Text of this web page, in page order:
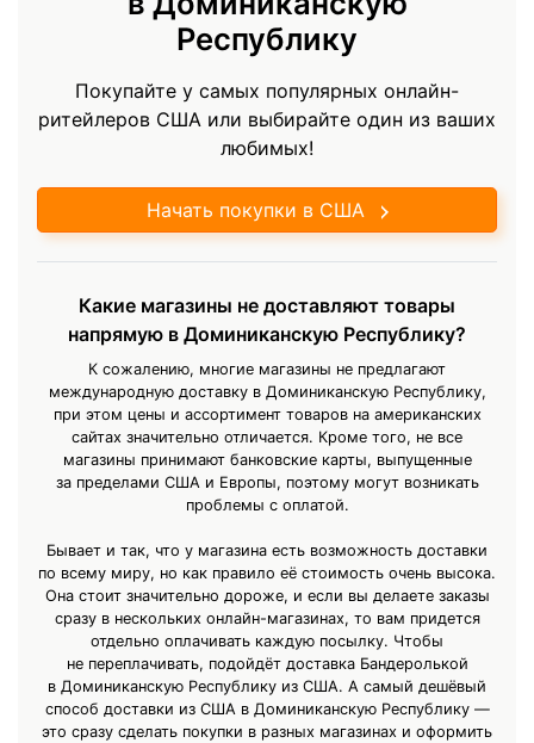
Республику
Покупайте у самых популярных онлайн-
ритейлеров США или выбирайте один из ваших
любимых!
Начать покупки в США
Какие магазины не доставляют товары
напрямую в Доминиканскую Республику?
К сожалению, многие магазины не предлагают
международную доставку в Доминиканскую Республику,
при этом цены и ассортимент товаров на американских
сайтах значительно отличается. Кроме того, не все
магазины принимают банковские карты, выпущенные
за пределами США и Европы, поэтому могут возникать
проблемы с оплатой.
Бывает и так, что у магазина есть возможность доставки
по всему миру, но как правило её стоимость очень высока.
Она стоит значительно дороже, и если вы делаете заказы
сразу в нескольких онлайн-магазинах, то вам придется
отдельно оплачивать каждую посылку. Чтобы
не переплачивать, подойдёт доставка Бандеролькой
в Доминиканскую Республику из США. А самый дешёвый
способ доставки из США в Доминиканскую Республику —
это сразу сделать покупки в разных магазинах и оформить